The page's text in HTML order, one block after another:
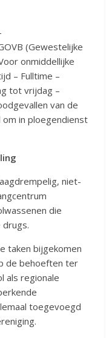
(Gewestelijke
onmiddellijke
– Fulltime –
tot vrijdag –
van de
in ploegendienst
niet-
die
drugs.
taken bijgekomen
de behoeften ter
als regionale
toegevoegd